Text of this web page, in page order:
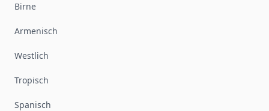
Birne
Armenisch
Westlich
Tropisch
Spanisch